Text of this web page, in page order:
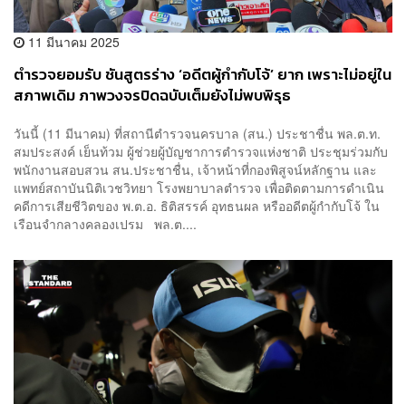
11 มีนาคม 2025
ตำรวจยอมรับ ชันสูตรร่าง ‘อดีตผู้กำกับโจ้’ ยาก เพราะไม่อยู่ใน
สภาพเดิม ภาพวงจรปิดฉบับเต็มยังไม่พบพิรุธ
วันนี้ (11 มีนาคม) ที่สถานีตำรวจนครบาล (สน.) ประชาชื่น พล.ต.ท.
สมประสงค์ เย็นท้วม ผู้ช่วยผู้บัญชาการตำรวจแห่งชาติ ประชุมร่วมกับ
พนักงานสอบสวน สน.ประชาชื่น, เจ้าหน้าที่กองพิสูจน์หลักฐาน และ
แพทย์สถาบันนิติเวชวิทยา โรงพยาบาลตำรวจ เพื่อติดตามการดำเนิน
คดีการเสียชีวิตของ พ.ต.อ. ธิติสรรค์ อุทธนผล หรืออดีตผู้กำกับโจ้ ใน
เรือนจำกลางคลองเปรม พล.ต....